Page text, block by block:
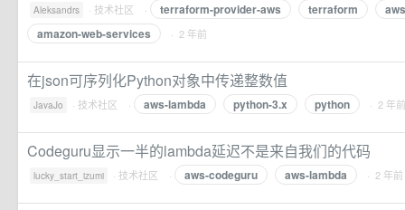
Aleksandrs · 技术社区 · terraform-provider-aws terraform
amazon-web-services
· 2 年前
在json可序列化Python对象中传递整数值
JavaJo · 技术社区 · aws-lambda python-3.x python · 2 年前
Codeguru显示一半的lambda延迟不是来自我们的代码
lucky_start_izumi · 技术社区 · aws-codeguru aws-lambda · 2 年前